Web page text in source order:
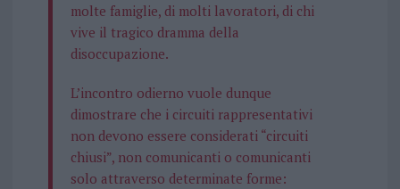
molte famiglie, di molti lavoratori, di chi
vive il tragico dramma della
disoccupazione.
L’incontro odierno vuole dunque
dimostrare che i circuiti rappresentativi
non devono essere considerati “circuiti
chiusi”, non comunicanti o comunicanti
solo attraverso determinate forme: